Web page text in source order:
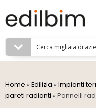
Home » Edilizia » Impianti
pareti radianti » Pannelli